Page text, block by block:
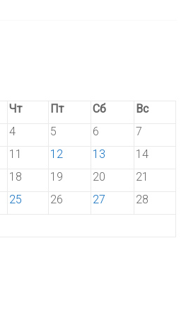
Чт Пт Сб
Вс
4 5 6
7
11 12 13
14
18 19 20
21
25 26 27
28